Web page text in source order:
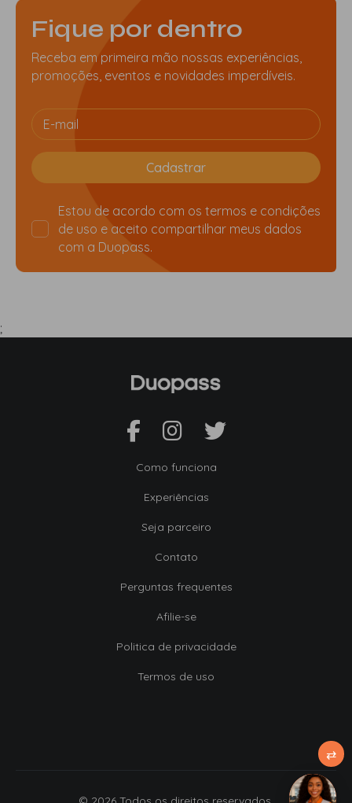
Fique por dentro
Receba em primeira mão nossas experiências,
promoções, eventos e novidades imperdíveis.
Estou de acordo com os termos e condições
de uso e aceito compartilhar meus dados
com a Duopass.
;
Como funciona
Experiências
Seja parceiro
Contato
Perguntas frequentes
Afilie-se
Politica de privacidade
Termos de uso
⇄